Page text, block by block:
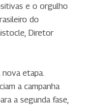
e o orgulho
do
Diretor
etapa.
a campanha
a segunda fase,